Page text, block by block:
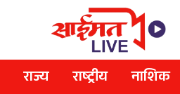
राज्य राष्ट्रीय नाशिक